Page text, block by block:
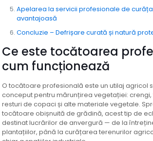
Apelarea la servicii profesionale de
avantajoasă
Concluzie – Defrișare curată și natură
Ce este tocătoarea
cum funcționează
O tocătoare profesională este un utilaj agricol
conceput pentru mărunțirea vegetației: crengi,
resturi de copaci și alte materiale vegetale.
tocătoare obișnuită de grădină, acest tip de
destinat lucrărilor de anvergură — de la
plantațiilor, până la curățarea terenurilor